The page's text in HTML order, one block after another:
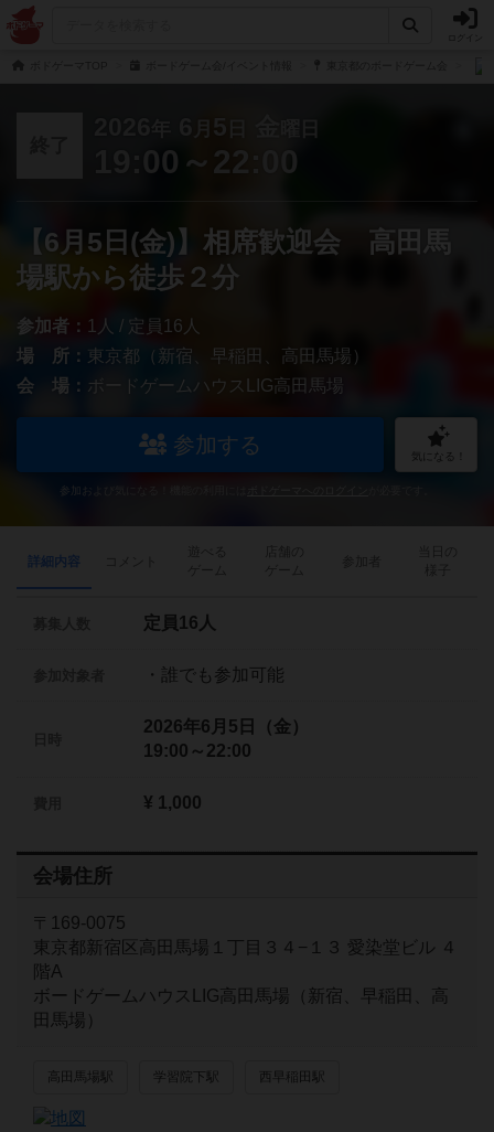
月 5
19:00～22:00
【6月5日(金)】相席歓迎会 高田馬
場駅から徒歩２分
参加者： 1人 / 定員16人
場 所： 東京都（新宿、早稲田、高田馬場）
会 場： ボードゲームハウスLIG高田馬場
参加する 気になる！
参加および気になる！機能の利用には
詳細内容
定員16人
・誰でも参加可能
2026年6月5日（金）
19:00～22:00
¥ 1,000
会場住所
〒169-0075
東京都新宿区高田馬場１丁目３４−１３ 愛染堂ビル ４
階A
ボードゲームハウスLIG高田馬場（新宿、早稲田、高
田馬場）
高田馬場駅 学習院下駅 西早稲田駅